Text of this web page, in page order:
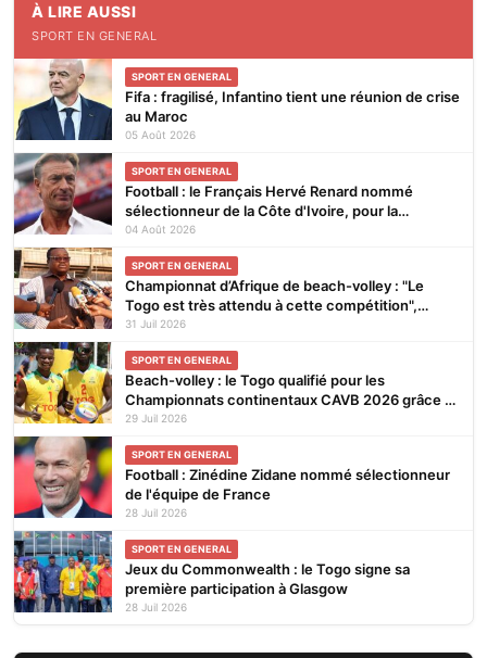
À LIRE AUSSI
SPORT EN GENERAL
SPORT EN GENERAL
Fifa : fragilisé, Infantino tient une réunion de crise
au Maroc
05 Août 2026
SPORT EN GENERAL
Football : le Français Hervé Renard nommé
sélectionneur de la Côte d'Ivoire, pour la
seconde fois
04 Août 2026
SPORT EN GENERAL
Championnat d’Afrique de beach-volley : "Le
Togo est très attendu à cette compétition",
affirme Noël Tadegnon
31 Juil 2026
SPORT EN GENERAL
Beach-volley : le Togo qualifié pour les
Championnats continentaux CAVB 2026 grâce à
son ranking
29 Juil 2026
SPORT EN GENERAL
Football : Zinédine Zidane nommé sélectionneur
de l'équipe de France
28 Juil 2026
SPORT EN GENERAL
Jeux du Commonwealth : le Togo signe sa
première participation à Glasgow
28 Juil 2026